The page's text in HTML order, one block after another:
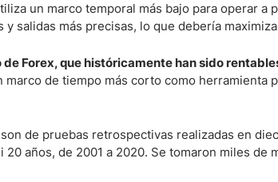
un marco temporal más bajo para operar a
salidas más precisas, lo que debería
Forex, que históricamente han sido
marco de tiempo más corto como herramienta
de pruebas retrospectivas realizadas en
años, de 2001 a 2020. Se tomaron miles de